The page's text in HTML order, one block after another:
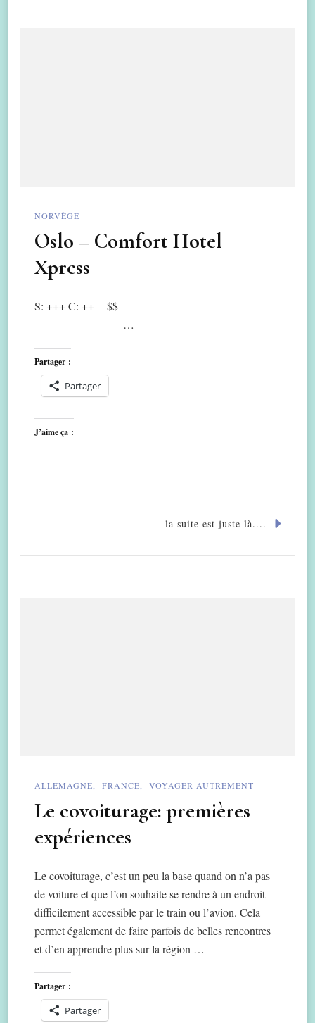
NORVÈGE
Oslo – Comfort Hotel
Xpress
S: +++ C: ++ $$
…
Partager :
Partager
J’aime ça :
la suite est juste là....
ALLEMAGNE FRANCE VOYAGER AUTREMENT
Le covoiturage: premières
expériences
Le covoiturage, c’est un peu la base quand on n’a pas
de voiture et que l’on souhaite se rendre à un endroit
difficilement accessible par le train ou l’avion. Cela
permet également de faire parfois de belles rencontres
et d’en apprendre plus sur la région …
Partager :
Partager